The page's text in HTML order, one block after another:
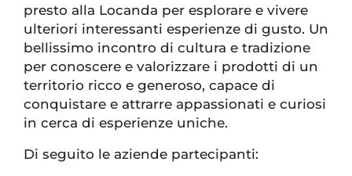
presto alla Locanda per esplorare e vivere
ulteriori interessanti esperienze di gusto. Un
bellissimo incontro di cultura e tradizione
per conoscere e valorizzare i prodotti di un
territorio ricco e generoso, capace di
conquistare e attrarre appassionati e curiosi
in cerca di esperienze uniche.
Di seguito le aziende partecipanti: